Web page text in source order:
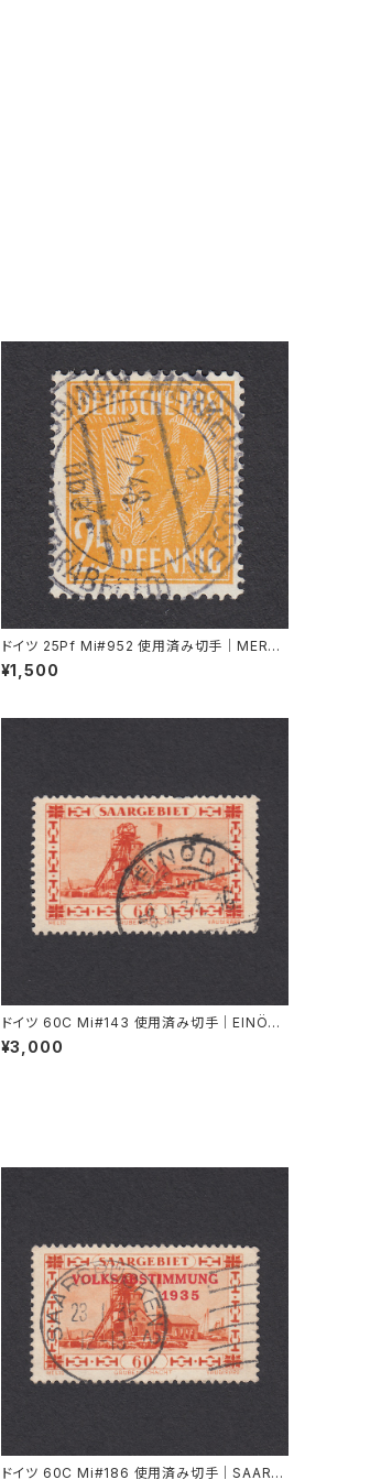
ドイツ 25Pf Mi#952 使用済み切手｜MERKE
RSHAUSEN 14.2.1948
¥1,500
ドイツ 60C Mi#143 使用済み切手｜EINÖD
8.9.1934
¥3,000
ドイツ 60C Mi#186 使用済み切手｜SAARB